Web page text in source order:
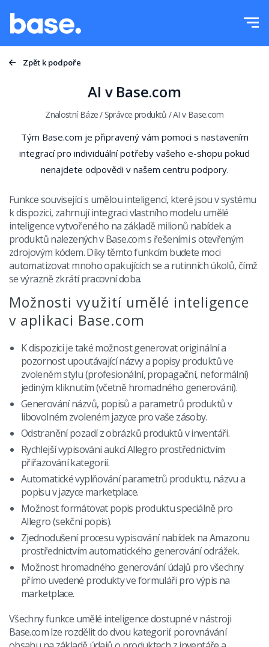
Správce objednávek
Správce Marketplace
Produktový manažer
Správa přepravy
Automatizace procesů
Base Connect
AI pro e-commerce
Ceník
Vzdělávání
Podpora
Akademie
Blog
Služby
Další
Partneři
Kontakt
Čeština
polski
english (US)
english (GB)
english (IN)
română
Čeština
deutsch
português (BR)
中文
Zpět k podpoře
AI v Base.com
Znalostní Báze/ Správce produktů /AI v Base.com
Funkce související s umělou inteligencí, které jsou v systému
k dispozici, zahrnují integraci vlastního modelu umělé
inteligence vytvořeného na základě milionů nabídek a
produktů nalezených v Base.com s řešeními s otevřeným
zdrojovým kódem. Díky těmto funkcím budete moci
automatizovat mnoho opakujících se a rutinních úkolů, čímž
se výrazně zkrátí pracovní doba.
Možnosti využití umělé inteligence
v aplikaci Base.com
K dispozici je také možnost generovat originální a
pozornost upoutávající názvy a popisy produktů ve
zvoleném stylu (profesionální, propagační, neformální)
jediným kliknutím (včetně hromadného generování).
Generování názvů, popisů a parametrů produktů v
libovolném zvoleném jazyce pro vaše zásoby.
Odstranění pozadí z obrázků produktů v inventáři.
Rychlejší vypisování aukcí Allegro prostřednictvím
přiřazování kategorií.
Automatické vyplňování parametrů produktu, názvu a
popisu v jazyce marketplace.
Možnost formátovat popis produktu speciálně pro
Allegro (sekční popis).
Zjednodušení procesu vypisování nabídek na Amazonu
prostřednictvím automatického generování odrážek.
Možnost hromadného generování údajů pro všechny
přímo uvedené produkty ve formuláři pro výpis na
marketplace.
Všechny funkce umělé inteligence dostupné v nástroji
Base.com lze rozdělit do dvou kategorií: porovnávání